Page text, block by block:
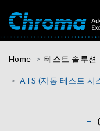
Home 테스트 솔루션
ATS (자동 테스트 시